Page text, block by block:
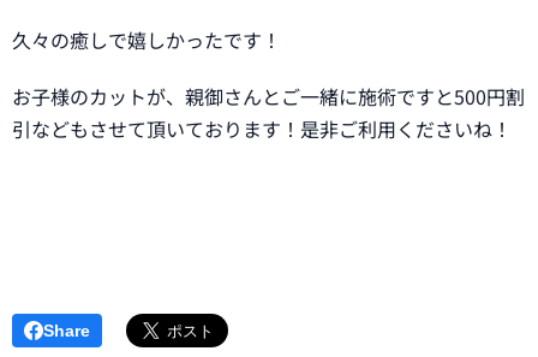
久々の癒しで嬉しかったです！
お子様のカットが、親御さんとご一緒に施術ですと500円割
引などもさせて頂いております！是非ご利用くださいね！
Share